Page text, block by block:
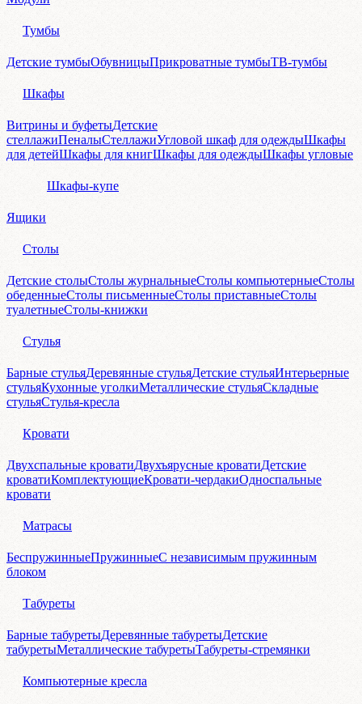
Тумбы
Детские тумбыОбувницыПрикроватные тумбыТВ-тумбы
Шкафы
Витрины и буфетыДетские
стеллажиПеналыСтеллажиУгловой шкаф для одеждыШкафы
для детейШкафы для книгШкафы для одеждыШкафы угловые
Шкафы-купе
Ящики
Столы
Детские столыСтолы журнальныеСтолы компьютерныеСтолы
обеденныеСтолы письменныеСтолы приставныеСтолы
туалетныеСтолы-книжки
Стулья
Барные стульяДеревянные стульяДетские стульяИнтерьерные
стульяКухонные уголкиМеталлические стульяСкладные
стульяСтулья-кресла
Кровати
Двухспальные кроватиДвухъярусные кроватиДетские
кроватиКомплектующиеКровати-чердакиОдноспальные
кровати
Матрасы
БеспружинныеПружинныеС независимым пружинным
блоком
Табуреты
Барные табуретыДеревянные табуретыДетские
табуретыМеталлические табуретыТабуреты-стремянки
Компьютерные кресла